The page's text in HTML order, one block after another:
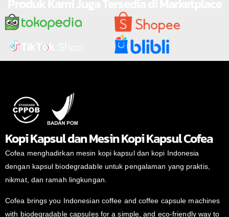
Kopi Kapsul dan Mesin Kopi Kapsul Cofea
Cofea menghadirkan mesin kopi kapsul dan kopi Indonesia
dengan kapsul biodegradable untuk pengalaman yang praktis,
nikmat, dan ramah lingkungan.
Cofea brings you Indonesian coffee and coffee capsule machines
with biodegradable capsules for a simple, and eco-friendly way to